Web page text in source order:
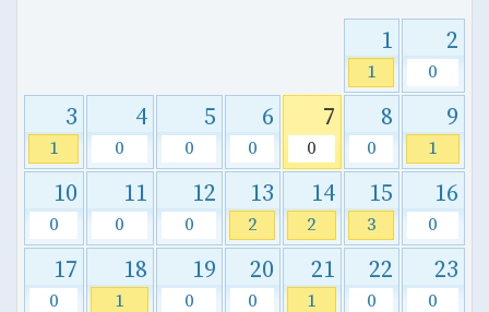
1
1
2
0
3
1
4
0
5
0
6
0
7
0
8
0
9
1
10
0
11
0
12
0
13
2
14
2
15
3
16
0
17
0
18
1
19
0
20
0
21
1
22
0
23
0